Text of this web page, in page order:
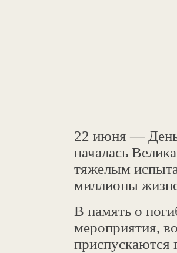
22 июня — День
началась
тяжелым
миллионы
В память о
мероприятия,
приспускаются